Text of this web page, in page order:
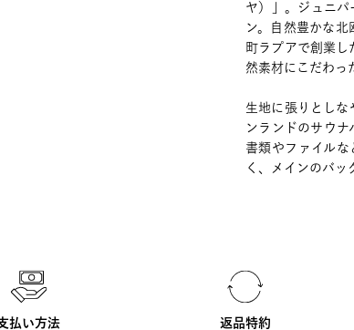
ヤ）」。ジュニパ
ン。自然豊かな北
町ラプアで創業
然素材にこだわっ
生地に張りとしな
ンランドのサウナ
書類やファイルな
く、メインのバッ
払い方法 返品特約